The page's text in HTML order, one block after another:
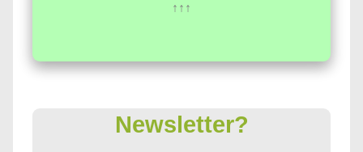
↑↑↑
Newsletter?